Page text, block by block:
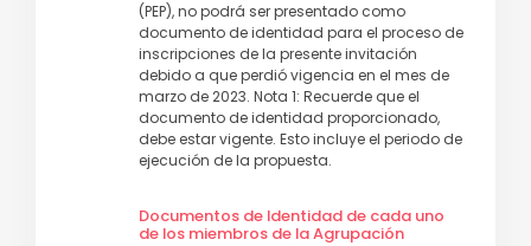
(PEP), no podrá ser presentado como
documento de identidad para el proceso de
inscripciones de la presente invitación
debido a que perdió vigencia en el mes de
marzo de 2023. Nota 1: Recuerde que el
documento de identidad proporcionado,
debe estar vigente. Esto incluye el periodo de
ejecución de la propuesta.
Documentos de Identidad de cada uno
de los miembros de la Agrupación